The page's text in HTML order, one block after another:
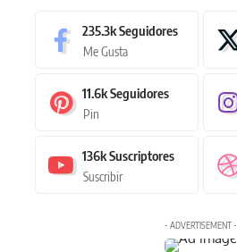
235.3kSeguidores
Me Gusta
11.6kSeguidores
Pin
136kSuscriptores
Suscribir
- ADVERTISEMENT -